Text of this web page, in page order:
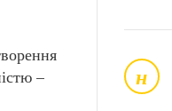
н
–